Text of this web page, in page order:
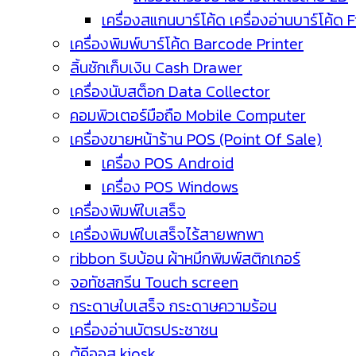
เครื่องสแกนบาร์โค้ด เครื่องอ่านบาร์โค้ด
เครื่องพิมพ์บาร์โค้ด Barcode Printer
ลิ้นชักเก็บเงิน Cash Drawer
เครื่องนับสต็อก Data Collector
คอมพิวเตอร์มือถือ Mobile Computer
เครื่องขายหน้าร้าน POS (Point Of Sale)
เครื่อง POS Android
เครื่อง POS Windows
เครื่องพิมพ์ใบเสร็จ
เครื่องพิมพ์ใบเสร็จไร้สายพกพา
ribbon ริบบ้อน ผ้าหมึกพิมพ์สติกเกอร์
จอทัชสกรีน Touch screen
กระดาษใบเสร็จ กระดาษความร้อน
เครื่องอ่านบัตรประชาชน